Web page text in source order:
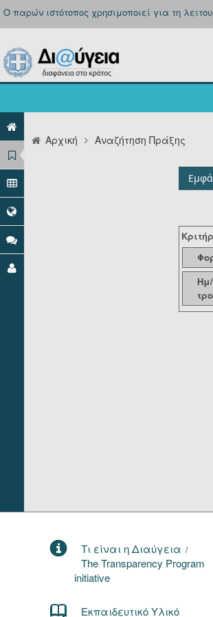
Ο παρών ιστότοπος χρησιμοποιεί για τη
Αρχική Αναζήτηση Πράξης
Τι είναι η Διαύγεια /
The Transparency Program
initiative
Εκπαιδευτικό Υλικό